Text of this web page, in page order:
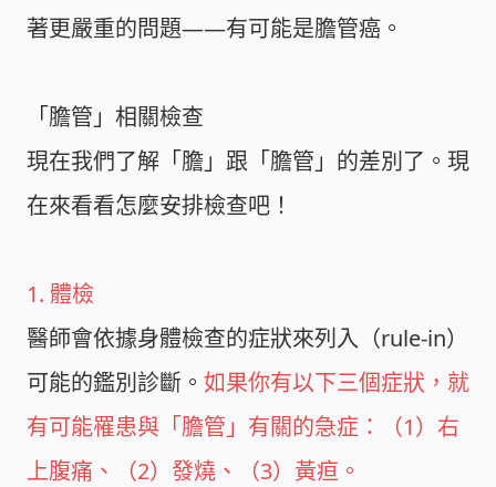
著更嚴重的問題——有可能是膽管癌。
「膽管」相關檢查
現在我們了解「膽」跟「膽管」的差別了。現
在來看看怎麼安排檢查吧！
1. 體檢
醫師會依據身體檢查的症狀來列入（rule-in）
可能的鑑別診斷。 如果你有以下三個症狀，就
有可能罹患與「膽管」有關的急症：（1）右
上腹痛、（2）發燒、（3）黃疸。